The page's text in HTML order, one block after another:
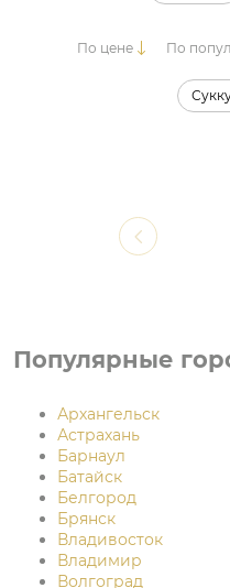
По цене По
Популярные
Архангельск
Астрахань
Барнаул
Батайск
Белгород
Брянск
Владивосток
Владимир
Волгоград